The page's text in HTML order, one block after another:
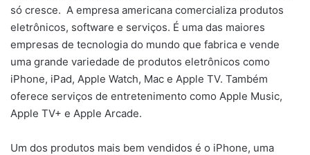
só cresce. A empresa americana comercializa produtos
eletrônicos, software e serviços. É uma das maiores
empresas de tecnologia do mundo que fabrica e vende
uma grande variedade de produtos eletrônicos como
iPhone, iPad, Apple Watch, Mac e Apple TV. Também
oferece serviços de entretenimento como Apple Music,
Apple TV+ e Apple Arcade.
Um dos produtos mais bem vendidos é o iPhone, uma